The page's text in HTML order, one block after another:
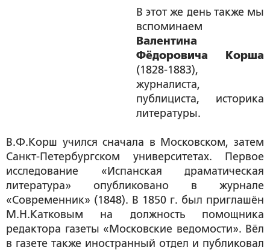
В этот же день также мы
вспоминаем
Валентина
Фёдоровича Корша
(1828-1883),
журналиста,
публициста, историка
литературы.
В.Ф.Корш учился сначала в Московском, затем
Санкт-Петербургском университетах. Первое
исследование «Испанская драматическая
литература» опубликовано в журнале
«Современник» (1848). В 1850 г. был приглашён
М.Н.Катковым на должность помощника
редактора газеты «Московские ведомости». Вёл
в газете также иностранный отдел и публиковал